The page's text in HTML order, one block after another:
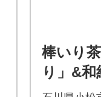
棒いり
り」&
紅茶」